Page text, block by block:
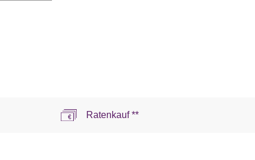
Ratenkauf **